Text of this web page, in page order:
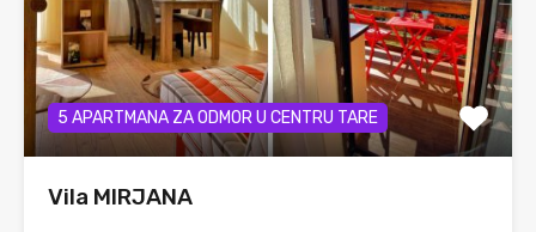
5 APARTMANA ZA ODMOR U CENTRU TARE
Vila MIRJANA